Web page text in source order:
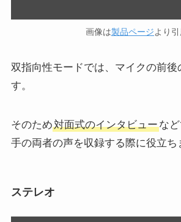
画像は製品ページ より引
双指向性モードでは、マイクの前後
す。
そのため対面式のインタビューな
手の両者の声を収録する際に役立ち
ステレオ